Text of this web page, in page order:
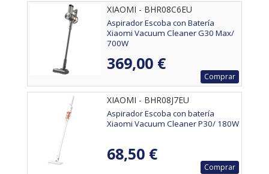
XIAOMI - BHR08C6EU
Aspirador Escoba con Batería
Xiaomi Vacuum Cleaner G30 Max/
700W
369,00 €
Comprar
XIAOMI - BHR08J7EU
Aspirador Escoba con batería
Xiaomi Vacuum Cleaner P30/ 180W
68,50 €
Comprar